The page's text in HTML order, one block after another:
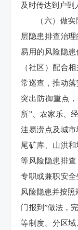
及时传达到户到
（六）做
层隐患排查治
易用的风险隐
（社区）配合
常巡查，推动落
突出防御重点
所”、农家乐、
洼易涝点及城市
尾矿库、山洪
等风险隐患排
专职或兼职安
风险隐患并按照
门报到”做法，
等制度。分区